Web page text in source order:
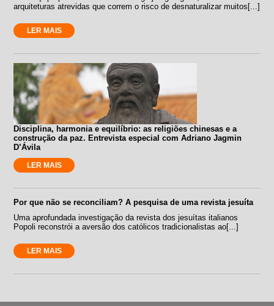
arquiteturas atrevidas que correm o risco de desnaturalizar muitos[...]
LER MAIS
Disciplina, harmonia e equilíbrio: as religiões chinesas e a
construção da paz. Entrevista especial com Adriano Jagmin
D’Ávila
LER MAIS
Por que não se reconciliam? A pesquisa de uma revista jesuíta
Uma aprofundada investigação da revista dos jesuítas italianos
Popoli reconstrói a aversão dos católicos tradicionalistas ao[...]
LER MAIS